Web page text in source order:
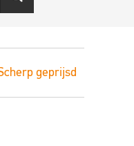
geprijsd